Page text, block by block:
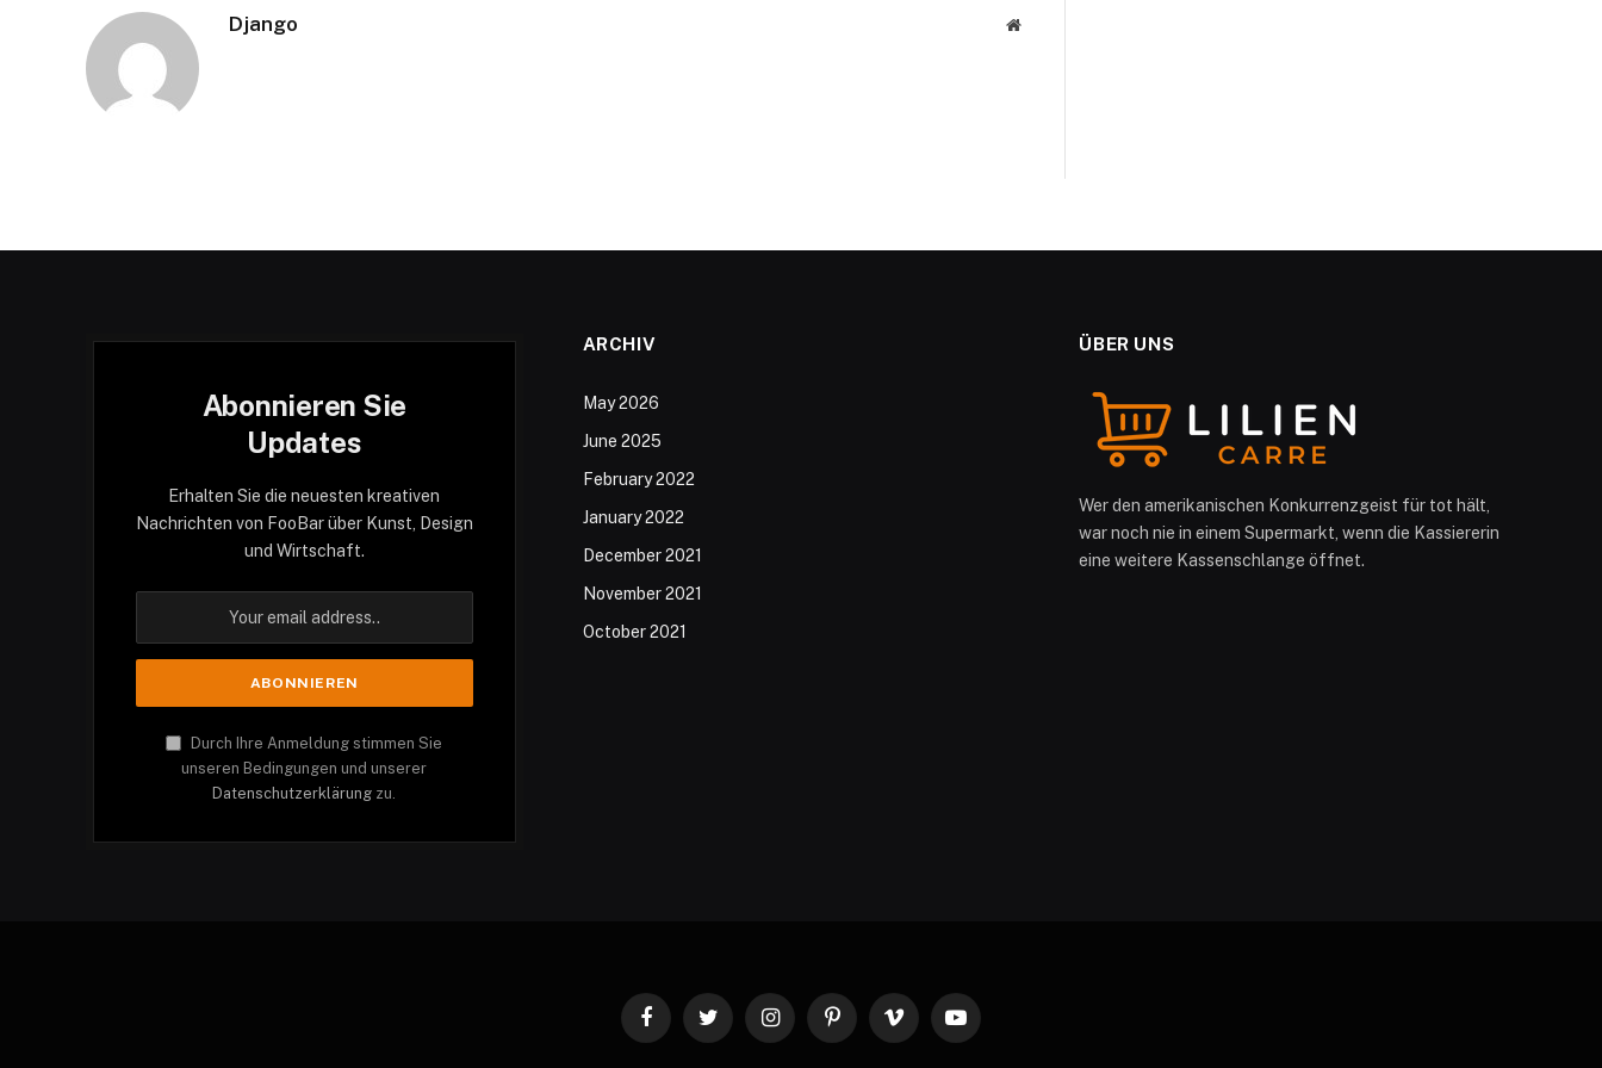
Django Website
Abonnieren Sie
Updates
Erhalten Sie die neuesten kreativen
Nachrichten von FooBar über Kunst, Design
und Wirtschaft.
Durch Ihre Anmeldung stimmen Sie
unseren Bedingungen und unserer
Datenschutzerklärung zu.
ARCHIV
May 2026
June 2025
February 2022
January 2022
December 2021
November 2021
October 2021
ÜBER UNS
Wer den amerikanischen Konkurrenzgeist für tot hält,
war noch nie in einem Supermarkt, wenn die Kassiererin
eine weitere Kassenschlange öffnet.
FacebookTwitter InstagramPinterestVimeo YouTube